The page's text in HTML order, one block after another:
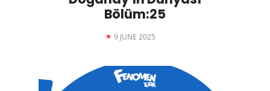
Bölüm:25
9 JUNE 2025